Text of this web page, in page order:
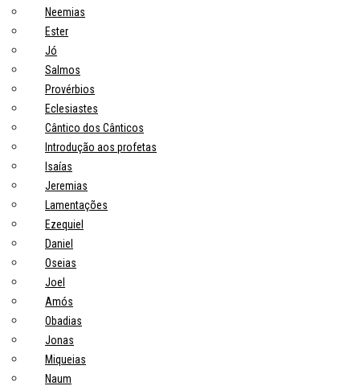
Neemias
Ester
Jó
Salmos
Provérbios
Eclesiastes
Cântico dos Cânticos
Introdução aos profetas
Isaías
Jeremias
Lamentações
Ezequiel
Daniel
Oseias
Joel
Amós
Obadias
Jonas
Miqueias
Naum